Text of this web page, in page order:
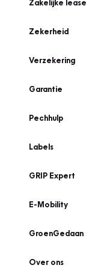
Zakelijke lease
Zekerheid
Verzekering
Garantie
Pechhulp
Labels
GRIP Expert
E-Mobility
GroenGedaan
Over ons